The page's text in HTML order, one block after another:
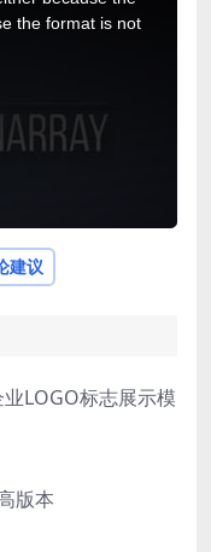
the format is not
建议
LOGO标志展示模
版本